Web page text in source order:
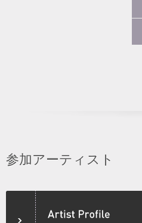
参加アーティスト